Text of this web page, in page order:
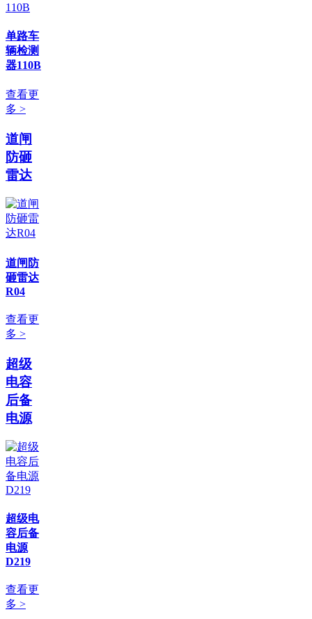
单路车
辆检测
器110B
查看更
多 >
道闸
防砸
雷达
道闸防
砸雷达
R04
查看更
多 >
超级
电容
后备
电源
超级电
容后备
电源
D219
查看更
多 >